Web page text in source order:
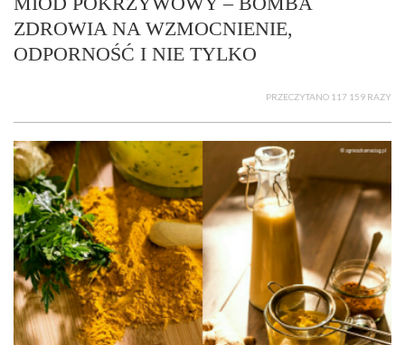
ZDROWIA NA WZMOCNIENIE,
ODPORNOŚĆ I NIE TYLKO
PRZECZYTANO 117 159 RAZY